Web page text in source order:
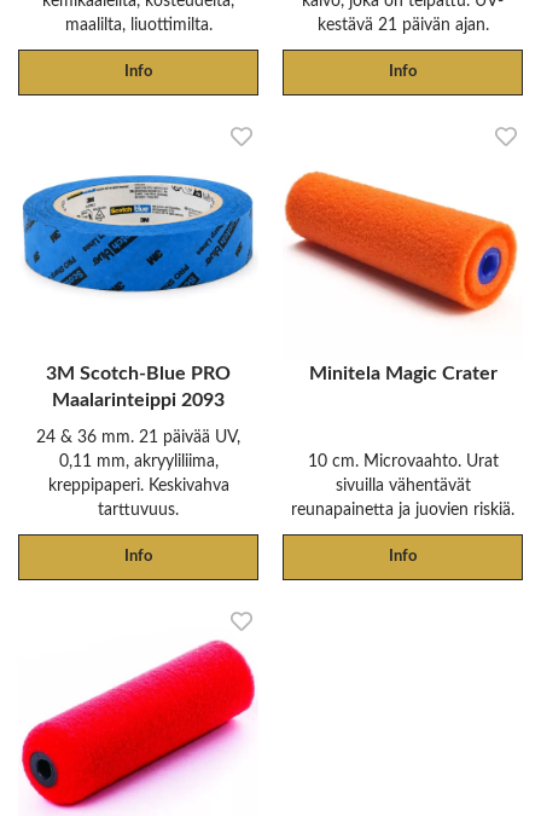
maalilta, liuottimilta.
Info
kestävä 21 päivän ajan.
Info
3M Scotch-Blue PRO
Maalarinteippi 2093
24 & 36 mm. 21 päivää UV,
0,11 mm, akryyliliima,
kreppipaperi. Keskivahva
tarttuvuus.
Info
Minitela Magic Crater
10 cm. Microvaahto. Urat
sivuilla vähentävät
reunapainetta ja juovien riskiä.
Info